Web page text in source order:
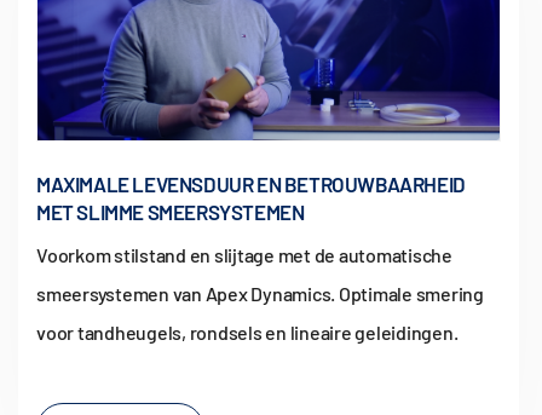
MAXIMALE LEVENSDUUR EN BETROUWBAARHEID
MET SLIMME SMEERSYSTEMEN
Voorkom stilstand en slijtage met de automatische
smeersystemen van Apex Dynamics. Optimale smering
voor tandheugels, rondsels en lineaire geleidingen.